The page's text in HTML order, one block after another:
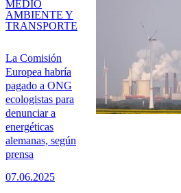
La Comisión
Europea habría
pagado a ONG
ecologistas para
denunciar a
energéticas
alemanas, según
prensa
07.06.2025
MEDIO
AMBIENTE Y
TRANSPORTE